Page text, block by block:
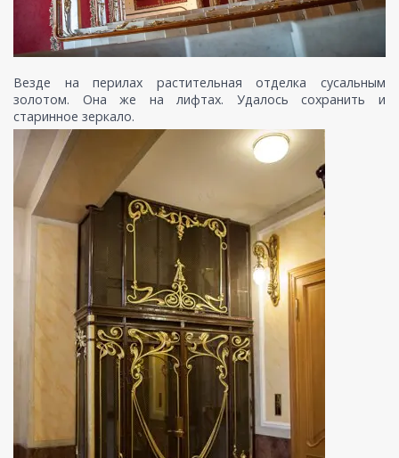
Везде на перилах растительная отделка сусальным
золотом. Она же на лифтах. Удалось сохранить и
старинное зеркало.